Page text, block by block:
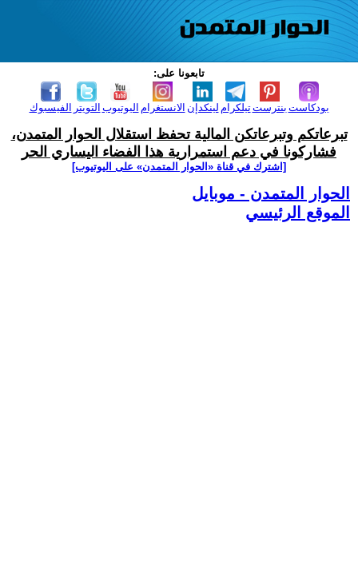
تابعونا على:
الفيسبوك التويتر اليوتيوب الانستغرام لينكدإن تيلكرامبنترست بودكاست
تبرعاتكم وتبرعاتكن المالية تحفظ استقلال الحوار المتمدن،
فشاركونا في دعم استمرارية هذا الفضاء اليساري الحر
[اشترك في قناة ‫«الحوار المتمدن» على اليوتيوب]
الحوار المتمدن - موبايل
الموقع الرئيسي